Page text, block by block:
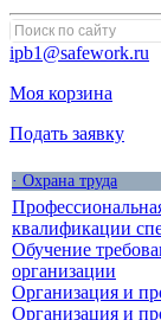
ipb1@safework.ru
Моя корзина
Подать заявку
· Охрана труда
квалификации
Обучение
организации
Организация и
Организация и